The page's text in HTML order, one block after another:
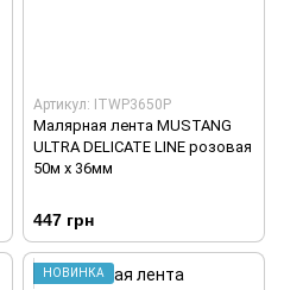
Артикул: ITWP3650P
Малярная лента MUSTANG
ULTRA DELICATE LINE розовая
50м х 36мм
447 грн
НОВИНКА